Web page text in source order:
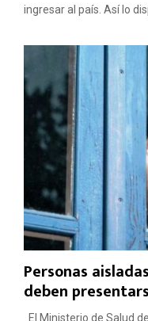
ingresar al país. Así lo
Personas
deben
El Ministerio de Salud